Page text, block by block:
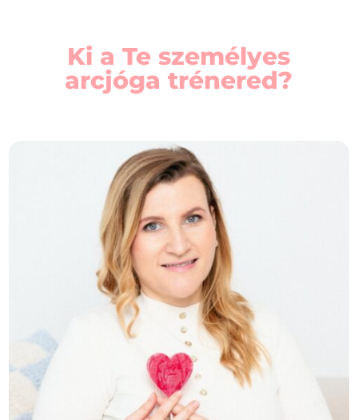
Ki a Te személyes
arcjóga trénered?